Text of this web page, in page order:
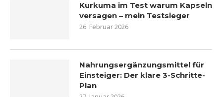
Kurkuma im Test warum Kapseln
versagen – mein Testsieger
26. Februar 2026
Nahrungsergänzungsmittel für
Einsteiger: Der klare 3-Schritte-
Plan